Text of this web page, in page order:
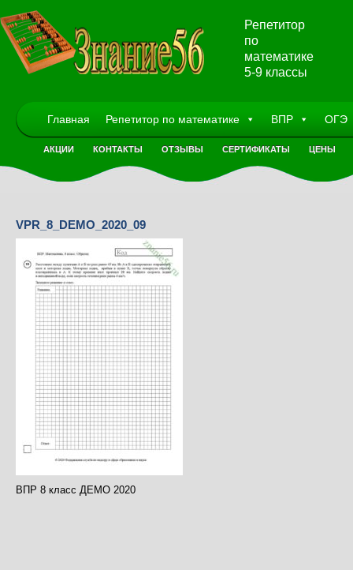
Репетитор
по
математике
5-9 классы
Главная Репетитор по математике ВПР ОГЭ
АКЦИИ КОНТАКТЫ ОТЗЫВЫ СЕРТИФИКАТЫ ЦЕНЫ
VPR_8_DEMO_2020_09
ВПР 8 класс ДЕМО 2020